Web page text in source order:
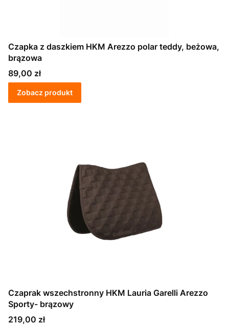
Czapka z daszkiem HKM Arezzo polar teddy, beżowa,
brązowa
Cena
89,00 zł
Zobacz produkt
Czaprak wszechstronny HKM Lauria Garelli Arezzo
Sporty- brązowy
Cena
219,00 zł